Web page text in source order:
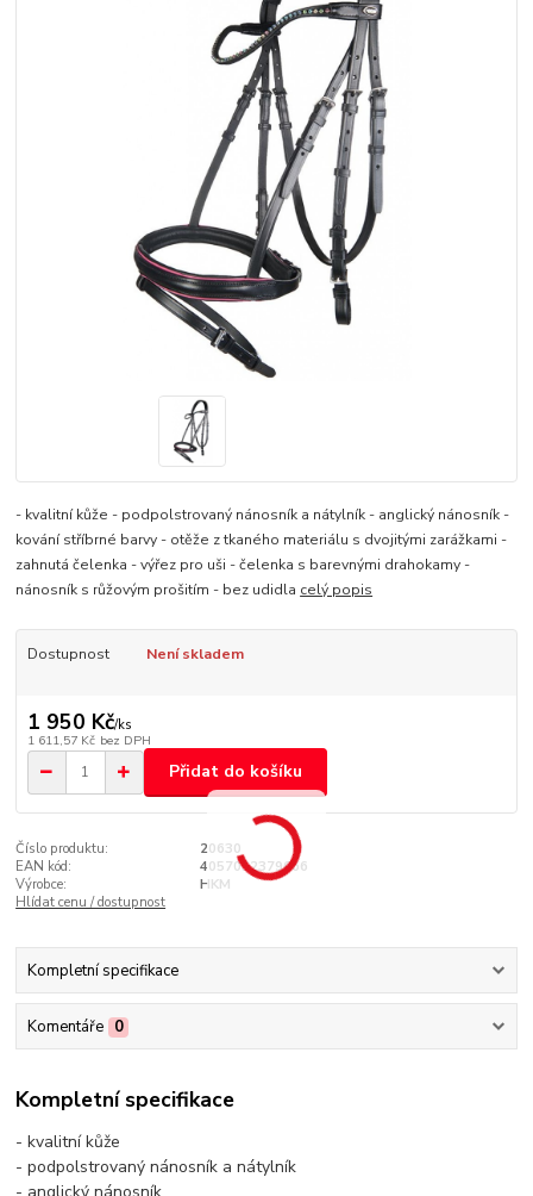
- kvalitní kůže - podpolstrovaný nánosník a nátylník - anglický nánosník -
kování stříbrné barvy - otěže z tkaného materiálu s dvojitými zarážkami -
zahnutá čelenka - výřez pro uši - čelenka s barevnými drahokamy -
nánosník s růžovým prošitím - bez udidla celý popis
Dostupnost Není skladem
1 950 Kč/ks
1 611,57 Kč bez DPH
Přidat do košíku
Číslo produktu:
20630
EAN kód:
4057052379666
Výrobce:
HKM
Hlídat cenu / dostupnost
Kompletní specifikace
Komentáře 0
Kompletní specifikace
- kvalitní kůže
- podpolstrovaný nánosník a nátylník
- anglický nánosník